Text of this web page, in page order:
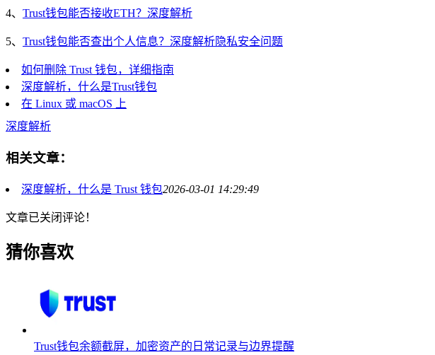
4、 Trust钱包能否接收ETH？深度解析
5、 Trust钱包能否查出个人信息？深度解析隐私安全问题
如何删除 Trust 钱包，详细指南
深度解析，什么是Trust钱包
在 Linux 或 macOS 上
深度解析
相关文章：
深度解析，什么是 Trust 钱包2026-03-01 14:29:49
文章已关闭评论！
猜你喜欢
Trust钱包余额截屏，加密资产的日常记录与边界提醒